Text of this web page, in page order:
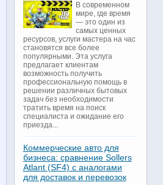
В современном
мире, где время
— это один из
самых ценных
ресурсов, услуги мастера на час
становятся все более
популярными. Эта услуга
предлагает клиентам
возможность получить
профессиональную помощь в
решении различных бытовых
задач без необходимости
тратить время на поиск
специалиста и ожидание его
приезда...
Коммерческие авто для
бизнеса: сравнение Sollers
Atlant (SF4) с аналогами
для доставок и перевозок